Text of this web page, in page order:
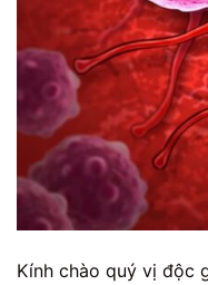
Kính chào quý vị độc